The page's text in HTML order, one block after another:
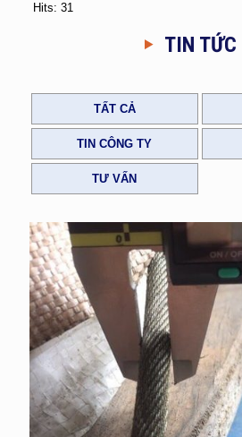
Hits: 31
TIN TỨC
TẤT CẢ
TIN CÔNG TY
TƯ VẤN